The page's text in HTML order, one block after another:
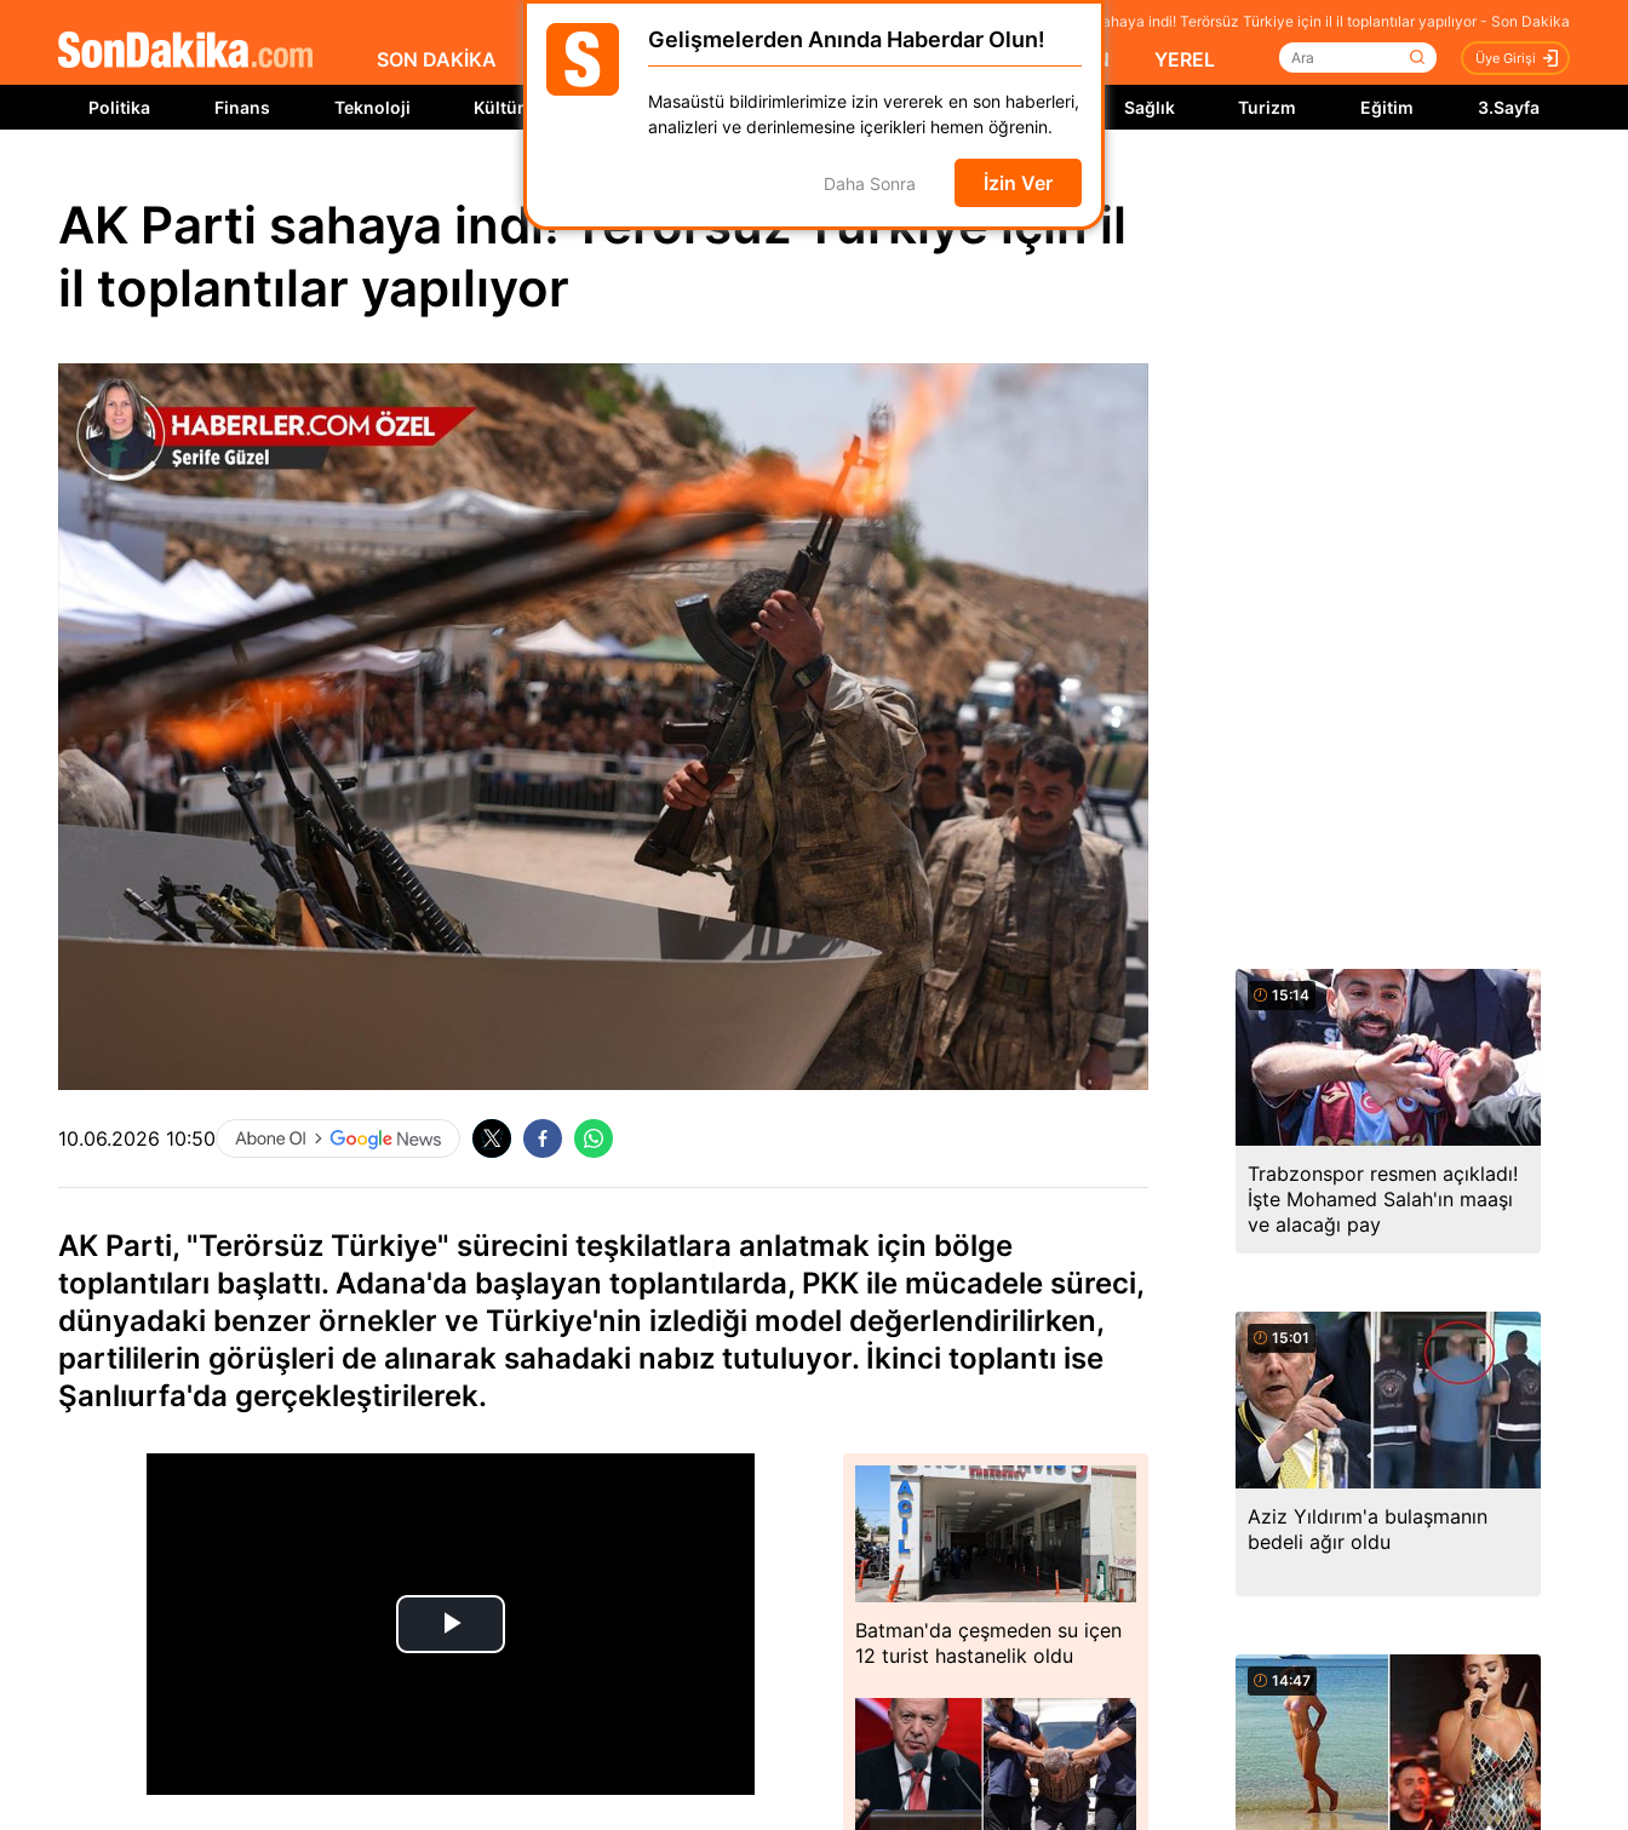
AK Parti sahaya indi! Terörsüz Türkiye için il il toplantılar yapılıyor - Son Dakika
SON DAKİKA GÜNCEL DÜNYA EKONOMİ SPOR MAGAZİN YEREL Üye Girişi
Politika Finans Teknoloji Kültür Sanat Kadın Moda Otomobil Yaşam Sağlık Turizm Eğitim 3.Sayfa
AK Parti sahaya indi! Terörsüz Türkiye için il
il toplantılar yapılıyor
10.06.2026 10:50
AK Parti, "Terörsüz Türkiye" sürecini teşkilatlara anlatmak için bölge
toplantıları başlattı. Adana'da başlayan toplantılarda, PKK ile mücadele süreci,
dünyadaki benzer örnekler ve Türkiye'nin izlediği model değerlendirilirken,
partililerin görüşleri de alınarak sahadaki nabız tutuluyor. İkinci toplantı ise
Şanlıurfa'da gerçekleştirilerek.
Batman'da çeşmeden su içen
12 turist hastanelik oldu
15:14
Trabzonspor resmen açıkladı!
İşte Mohamed Salah'ın maaşı
ve alacağı pay
15:01
Aziz Yıldırım'a bulaşmanın
bedeli ağır oldu
14:47
Gelişmelerden Anında Haberdar Olun!
Masaüstü bildirimlerimize izin vererek en son haberleri,
analizleri ve derinlemesine içerikleri hemen öğrenin.
Daha Sonra İzin Ver